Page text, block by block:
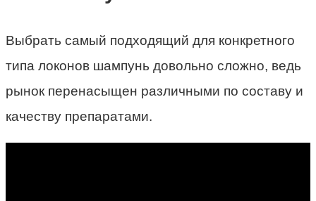
Выбрать самый подходящий для конкретного
типа локонов шампунь довольно сложно, ведь
рынок перенасыщен различными по составу и
качеству препаратами.